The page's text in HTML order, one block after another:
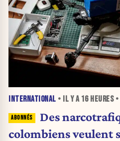
INTERNATIONAL • IL Y A 16 HEURES•
Des
colombiens veulent